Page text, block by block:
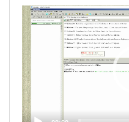
Video
Player